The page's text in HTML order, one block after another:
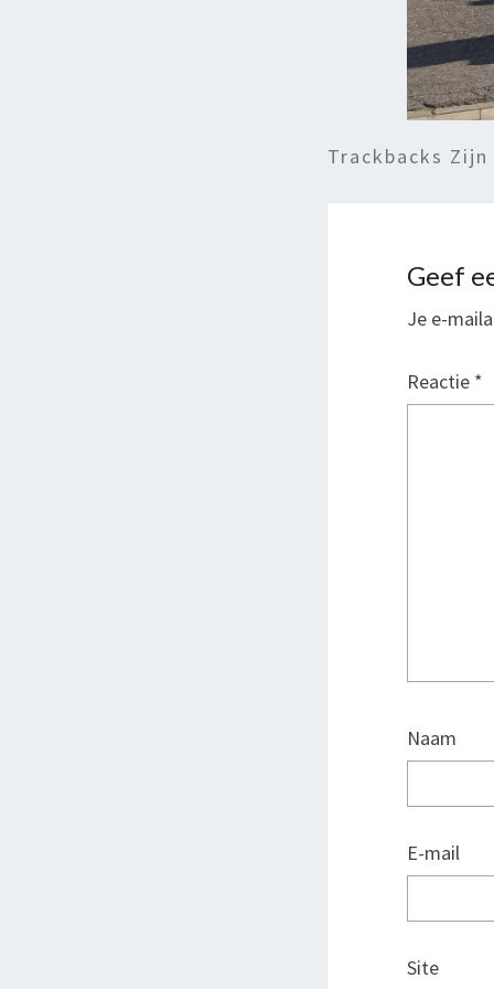
Trackbacks
Geef
Je e-
Reactie *
Naam
E-mail
Site